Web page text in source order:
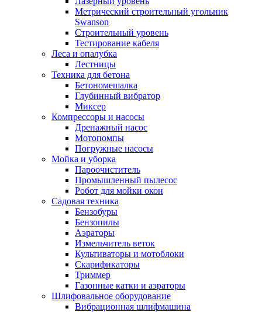
Метрический строительный угольник
Swanson
Строительный уровень
Тестирование кабеля
Леса и опалубка
Лестницы
Техника для бетона
Бетономешалка
Глубинный вибратор
Миксер
Компрессоры и насосы
Дренажный насос
Мотопомпы
Погружные насосы
Мойка и уборка
Пароочиститель
Промышленный пылесос
Робот для мойки окон
Садовая техника
Бензобуры
Бензопилы
Аэраторы
Измельчитель веток
Культиваторы и мотоблоки
Скарификаторы
Триммер
Газонные катки и аэраторы
Шлифовальное оборудование
Вибрационная шлифмашина